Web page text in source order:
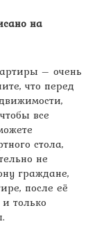
на
– очень
что перед
все
стола,
не
граждане,
после её
только